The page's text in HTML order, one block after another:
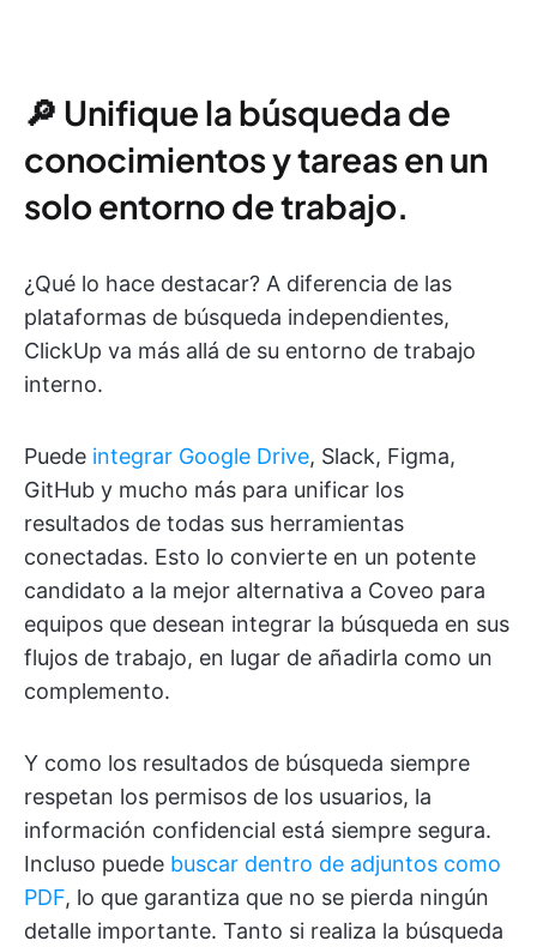
🔎 Unifique la búsqueda de
conocimientos y tareas en un
solo entorno de trabajo.
¿Qué lo hace destacar? A diferencia de las
plataformas de búsqueda independientes,
ClickUp va más allá de su entorno de trabajo
interno.
Puede integrar Google Drive, Slack, Figma,
GitHub y mucho más para unificar los
resultados de todas sus herramientas
conectadas. Esto lo convierte en un potente
candidato a la mejor alternativa a Coveo para
equipos que desean integrar la búsqueda en sus
flujos de trabajo, en lugar de añadirla como un
complemento.
Y como los resultados de búsqueda siempre
respetan los permisos de los usuarios, la
información confidencial está siempre segura.
Incluso puede buscar dentro de adjuntos como
PDF, lo que garantiza que no se pierda ningún
detalle importante. Tanto si realiza la búsqueda